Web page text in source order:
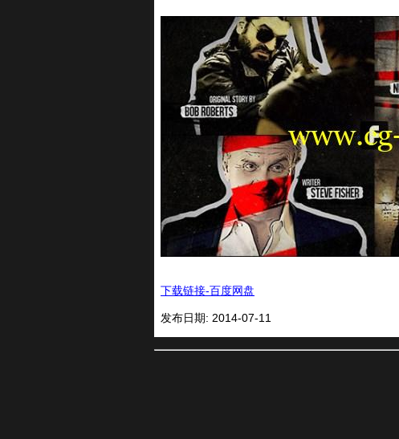
下载链接-百度网盘
发布日期: 2014-07-11